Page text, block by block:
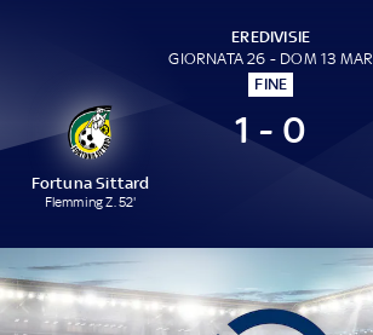
EREDIVISIE
GIORNATA 26 - DOM 13 MAR
FINE
Fortuna Sittard
Flemming Z. 52'
1 - 0